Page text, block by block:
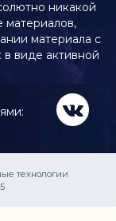
никакой
материалов,
материала с
в виде активной
технологии